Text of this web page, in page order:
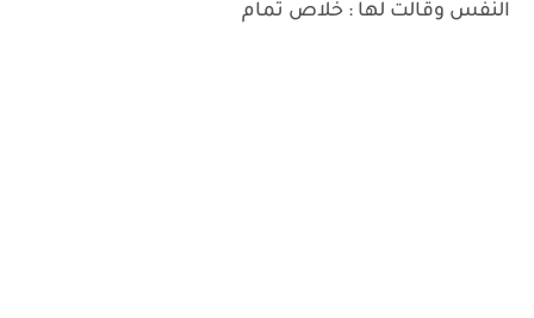
النفس وقالت لها : خلاص تمام